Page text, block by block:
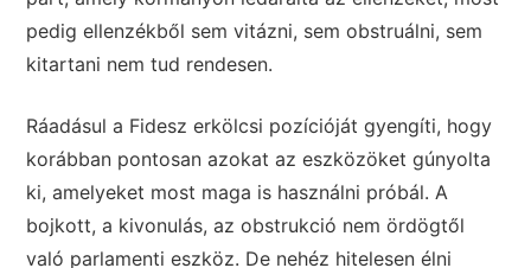
pedig ellenzékből sem vitázni, sem obstruálni, sem
kitartani nem tud rendesen.
Ráadásul a Fidesz erkölcsi pozícióját gyengíti, hogy
korábban pontosan azokat az eszközöket gúnyolta
ki, amelyeket most maga is használni próbál. A
bojkott, a kivonulás, az obstrukció nem ördögtől
való parlamenti eszköz. De nehéz hitelesen élni